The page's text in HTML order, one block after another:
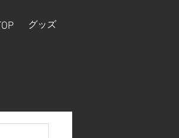
グッズ